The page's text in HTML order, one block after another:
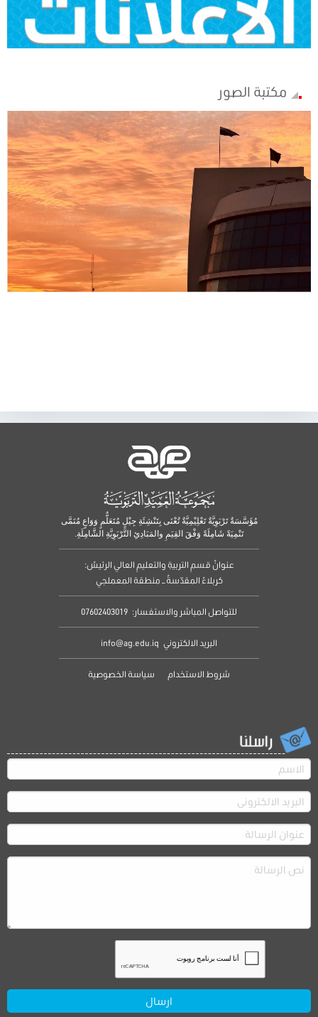
مكتبة الصور
مُؤَسَّسَةٌ تَرْبَوِيَّةٌ تَعْلِيْمِيَّةٌ تُعْنَى بِتَنْشِئَةِ جِيْلٍ مُتَعَلٌّمٍ وَوَاعٍ مُنَمَّى
تَنْمِيَةً شَامِلَةً وَفْقَ القِيَمِ والمَبَادِئِ التَّرْبَوِيَّةِ الشَّامِلَةِ.
عنوانُ قسمِ التربيةِ والتعليمِ العالي الرئيسُ:
كربلاءُ المقدّسةُ – منطقة المعملجي
للتواصل المباشر والاستفسار: 07602403019
البريد الالكتروني info@ag.edu.iq
شروط الاستخدام سياسة الخصوصية